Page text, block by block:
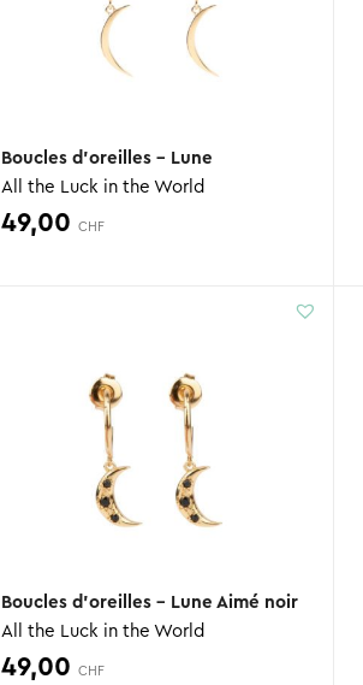
Boucles d’oreilles – Lune
All the Luck in the World
49,00 CHF
Boucles d’oreilles – Lune Aimé noir
All the Luck in the World
49,00 CHF